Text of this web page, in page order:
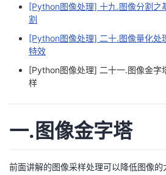
[Python图像处理] 十九.图像分割之
割
[Python图像处理] 二十.图像量化处
特效
[Python图像处理] 二十一.图像金字
样
一.图像金字塔
前面讲解的图像采样处理可以降低图像